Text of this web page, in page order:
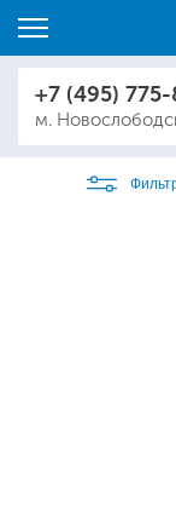
+7 (495)
м.